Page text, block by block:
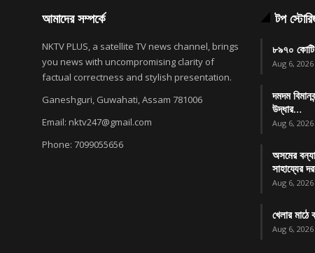
আমাদের সম্পর্কে
NKTV PLUS, a satellite TV news channel, brings
you news with uncompromising clarity of
factual correctness and stylish presentation.
Ganeshguri, Guwahati, Assam 781006
Email: nktv247@gmail.com
Phone: 7099055656
টপ
৮৯৭০
Aug 6, 2026
দমদম
উদ্ধার…
Aug 6, 2026
অসমের
সাহায্যের
Aug 6, 2026
খেলার
Aug 6, 2026